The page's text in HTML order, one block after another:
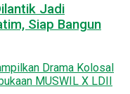
Jadi
Siap Bangun